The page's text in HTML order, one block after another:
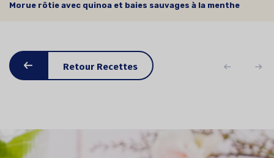
Morue rôtie avec quinoa et baies sauvages à la menthe
Retour Recettes